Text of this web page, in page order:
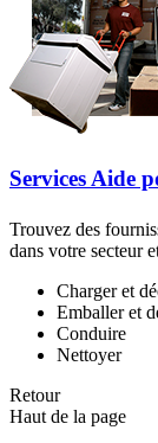
Services Aide
Trouvez des
dans votre secteur
Charger et
Emballer et
Conduire
Nettoyer
Retour
Haut de la page